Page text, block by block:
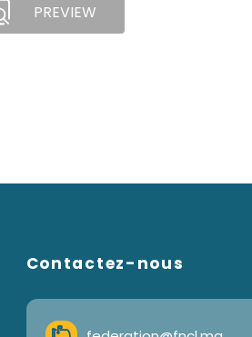
PREVIEW
Contactez-nous